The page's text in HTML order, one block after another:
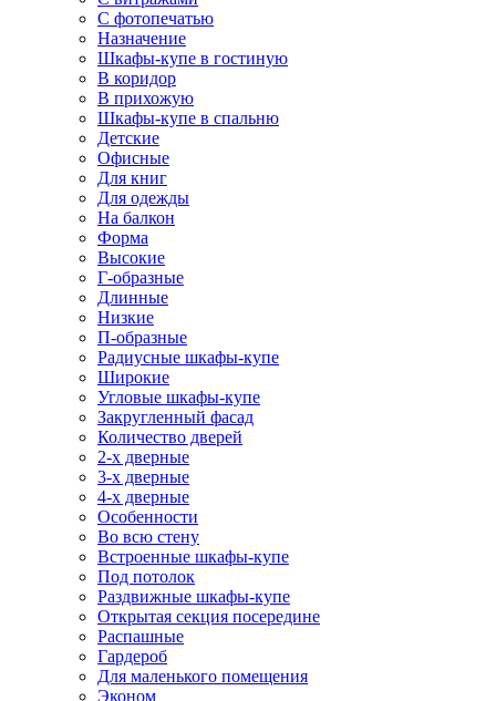
С фотопечатью
Назначение
Шкафы-купе в гостиную
В коридор
В прихожую
Шкафы-купе в спальню
Детские
Офисные
Для книг
Для одежды
На балкон
Форма
Высокие
Г-образные
Длинные
Низкие
П-образные
Радиусные шкафы-купе
Широкие
Угловые шкафы-купе
Закругленный фасад
Количество дверей
2-х дверные
3-х дверные
4-х дверные
Особенности
Во всю стену
Встроенные шкафы-купе
Под потолок
Раздвижные шкафы-купе
Открытая секция посередине
Распашные
Гардероб
Для маленького помещения
Эконом